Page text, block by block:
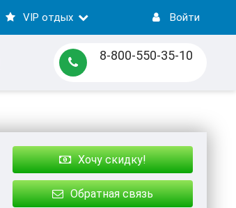
VIP отдых Войти
8-800-550-35-10
Хочу скидку!
Обратная связь